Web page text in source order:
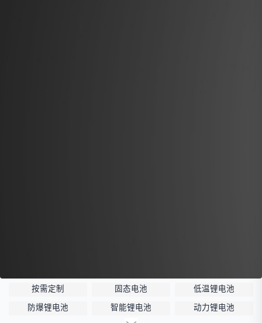
按需定制 固态电池 低温锂电池
防爆锂电池 智能锂电池 动力锂电池